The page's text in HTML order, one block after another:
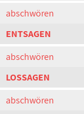
abschwören
ENTSAGEN
abschwören
LOSSAGEN
abschwören